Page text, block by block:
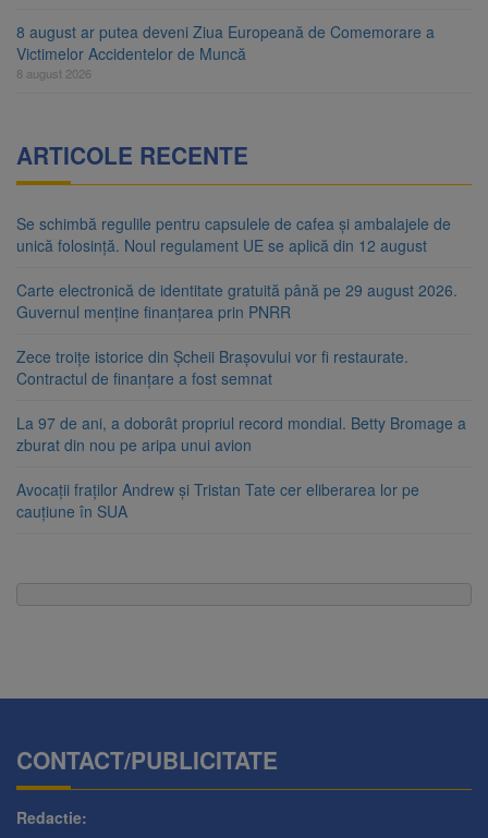
8 august ar putea deveni Ziua Europeană de Comemorare a
Victimelor Accidentelor de Muncă
8 august 2026
ARTICOLE RECENTE
Se schimbă regulile pentru capsulele de cafea și ambalajele de
unică folosință. Noul regulament UE se aplică din 12 august
Carte electronică de identitate gratuită până pe 29 august 2026.
Guvernul menține finanțarea prin PNRR
Zece troițe istorice din Șcheii Brașovului vor fi restaurate.
Contractul de finanțare a fost semnat
La 97 de ani, a doborât propriul record mondial. Betty Bromage a
zburat din nou pe aripa unui avion
Avocații fraților Andrew și Tristan Tate cer eliberarea lor pe
cauțiune în SUA
CONTACT/PUBLICITATE
Redactie: